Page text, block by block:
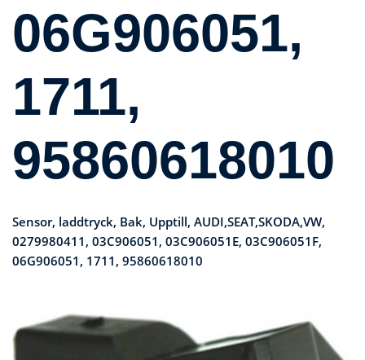
06G906051,
1711,
95860618010
Sensor, laddtryck, Bak, Upptill, AUDI,SEAT,SKODA,VW,
0279980411, 03C906051, 03C906051E, 03C906051F,
06G906051, 1711, 95860618010